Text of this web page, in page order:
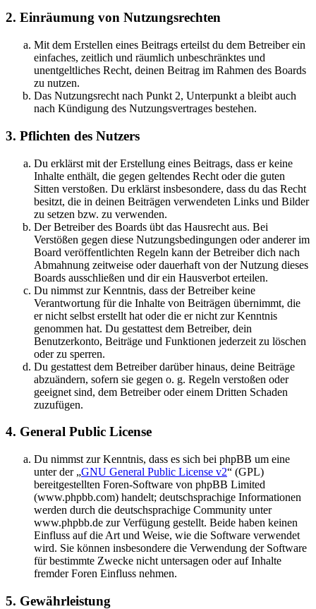
2. Einräumung von Nutzungsrechten
Mit dem Erstellen eines Beitrags erteilst du dem Betreiber ein
einfaches, zeitlich und räumlich unbeschränktes und
unentgeltliches Recht, deinen Beitrag im Rahmen des Boards
zu nutzen.
Das Nutzungsrecht nach Punkt 2, Unterpunkt a bleibt auch
nach Kündigung des Nutzungsvertrages bestehen.
3. Pflichten des Nutzers
Du erklärst mit der Erstellung eines Beitrags, dass er keine
Inhalte enthält, die gegen geltendes Recht oder die guten
Sitten verstoßen. Du erklärst insbesondere, dass du das Recht
besitzt, die in deinen Beiträgen verwendeten Links und Bilder
zu setzen bzw. zu verwenden.
Der Betreiber des Boards übt das Hausrecht aus. Bei
Verstößen gegen diese Nutzungsbedingungen oder anderer im
Board veröffentlichten Regeln kann der Betreiber dich nach
Abmahnung zeitweise oder dauerhaft von der Nutzung dieses
Boards ausschließen und dir ein Hausverbot erteilen.
Du nimmst zur Kenntnis, dass der Betreiber keine
Verantwortung für die Inhalte von Beiträgen übernimmt, die
er nicht selbst erstellt hat oder die er nicht zur Kenntnis
genommen hat. Du gestattest dem Betreiber, dein
Benutzerkonto, Beiträge und Funktionen jederzeit zu löschen
oder zu sperren.
Du gestattest dem Betreiber darüber hinaus, deine Beiträge
abzuändern, sofern sie gegen o. g. Regeln verstoßen oder
geeignet sind, dem Betreiber oder einem Dritten Schaden
zuzufügen.
4. General Public License
Du nimmst zur Kenntnis, dass es sich bei phpBB um eine
unter der „GNU General Public License v2“ (GPL)
bereitgestellten Foren-Software von phpBB Limited
(www.phpbb.com) handelt; deutschsprachige Informationen
werden durch die deutschsprachige Community unter
www.phpbb.de zur Verfügung gestellt. Beide haben keinen
Einfluss auf die Art und Weise, wie die Software verwendet
wird. Sie können insbesondere die Verwendung der Software
für bestimmte Zwecke nicht untersagen oder auf Inhalte
fremder Foren Einfluss nehmen.
5. Gewährleistung